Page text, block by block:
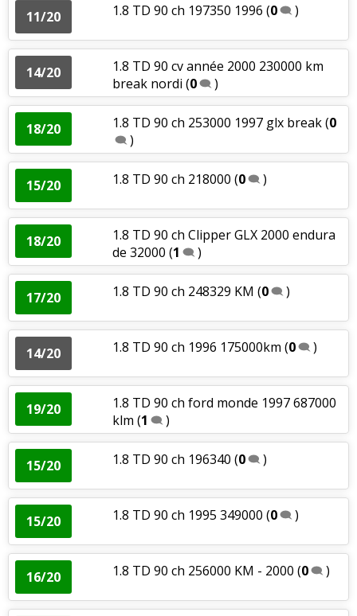
11/20 1.8 TD 90 ch 197350 1996 (0 )
14/20
1.8 TD 90 cv année 2000 230000 km
break nordi (0 )
18/20 1.8 TD 90 ch 253000 1997 glx break(0
)
15/20 1.8 TD 90 ch 218000 (0 )
18/20
1.8 TD 90 ch Clipper GLX 2000 endura
de 32000 (1 )
17/20 1.8 TD 90 ch 248329 KM (0 )
14/20 1.8 TD 90 ch 1996 175000km (0 )
19/20
1.8 TD 90 ch ford monde 1997 687000
klm (1 )
15/20 1.8 TD 90 ch 196340 (0 )
15/20 1.8 TD 90 ch 1995 349000 (0 )
16/20 1.8 TD 90 ch 256000 KM - 2000 (0 )